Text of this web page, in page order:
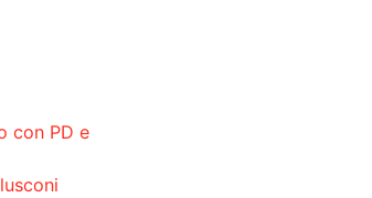
con PD e